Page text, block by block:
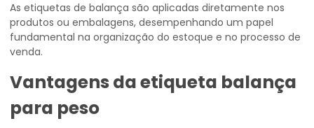
As etiquetas de balança são aplicadas diretamente nos
produtos ou embalagens, desempenhando um papel
fundamental na organização do estoque e no processo de
venda.
Vantagens daetiqueta balança
para peso